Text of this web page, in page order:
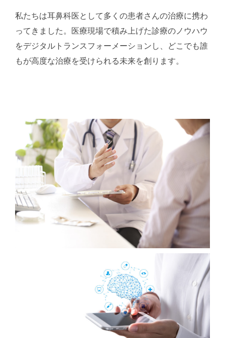
私たちは耳鼻科医として多くの患者さんの治療に携わ
ってきました。医療現場で積み上げた診療のノウハウ
をデジタルトランスフォーメーションし、どこでも誰
もが高度な治療を受けられる未来を創ります。